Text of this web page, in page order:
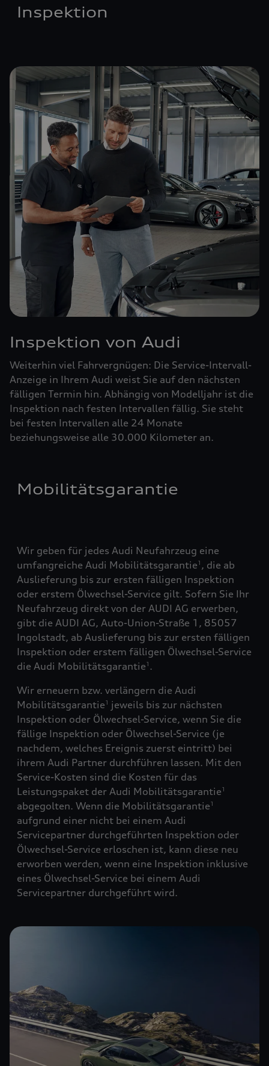
Inspektion
Inspektion von Audi
Weiterhin viel Fahrvergnügen: Die Service-Intervall-
Anzeige in Ihrem Audi weist Sie auf den nächsten
fälligen Termin hin. Abhängig von Modelljahr ist die
Inspektion nach festen Intervallen fällig. Sie steht
bei festen Intervallen alle 24 Monate
beziehungsweise alle 30.000 Kilometer an.
Mobilitätsgarantie
Wir geben für jedes Audi Neufahrzeug eine
umfangreiche Audi Mobilitätsgarantie1 , die ab
Auslieferung bis zur ersten fälligen Inspektion
oder erstem Ölwechsel-Service gilt. Sofern Sie Ihr
Neufahrzeug direkt von der AUDI AG erwerben,
gibt die AUDI AG, Auto-Union-Straße 1, 85057
Ingolstadt, ab Auslieferung bis zur ersten fälligen
Inspektion oder erstem fälligen Ölwechsel-Service
die Audi Mobilitätsgarantie1 .
Wir erneuern bzw. verlängern die Audi
Mobilitätsgarantie1
jeweils bis zur nächsten
Inspektion oder Ölwechsel-Service, wenn Sie die
fällige Inspektion oder Ölwechsel-Service (je
nachdem, welches Ereignis zuerst eintritt) bei
ihrem Audi Partner durchführen lassen. Mit den
Service-Kosten sind die Kosten für das
Leistungspaket der Audi Mobilitätsgarantie1
abgegolten. Wenn die Mobilitätsgarantie1
aufgrund einer nicht bei einem Audi
Servicepartner durchgeführten Inspektion oder
Ölwechsel-Service erloschen ist, kann diese neu
erworben werden, wenn eine Inspektion inklusive
eines Ölwechsel-Service bei einem Audi
Servicepartner durchgeführt wird.